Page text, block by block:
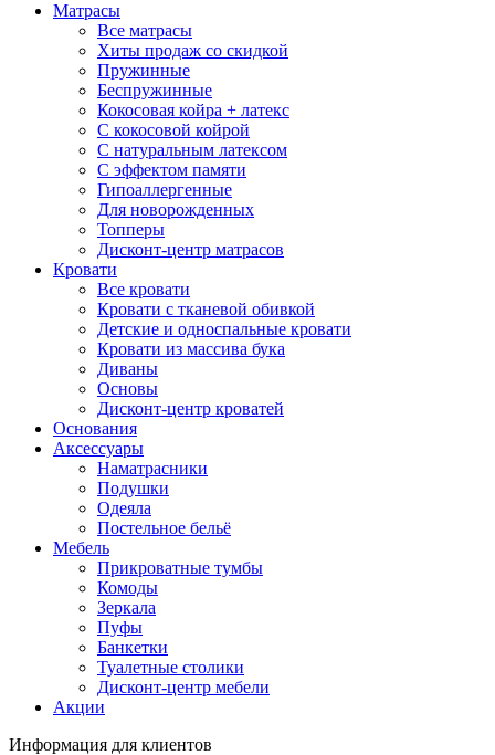
Матрасы
Все матрасы
Хиты продаж со скидкой
Пружинные
Беспружинные
Кокосовая койра + латекс
С кокосовой койрой
С натуральным латексом
С эффектом памяти
Гипоаллергенные
Для новорожденных
Топперы
Дисконт-центр матрасов
Кровати
Все кровати
Кровати с тканевой обивкой
Детские и односпальные кровати
Кровати из массива бука
Диваны
Основы
Дисконт-центр кроватей
Основания
Аксессуары
Наматрасники
Подушки
Одеяла
Постельное бельё
Мебель
Прикроватные тумбы
Комоды
Зеркала
Пуфы
Банкетки
Туалетные столики
Дисконт-центр мебели
Акции
Информация для клиентов